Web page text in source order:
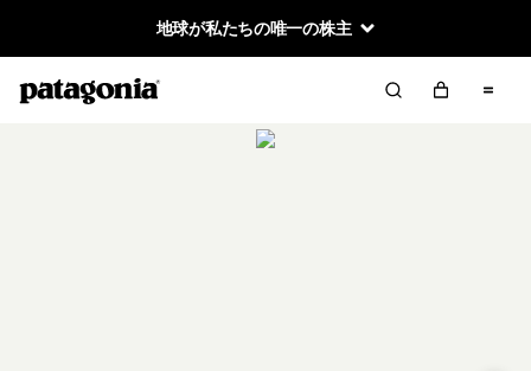
地球が私たちの唯一の株主